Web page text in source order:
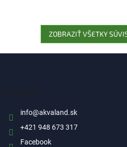
ZOBRAZIŤ VŠETKY
info@akvaland.sk
+421 948 673 317
Facebook